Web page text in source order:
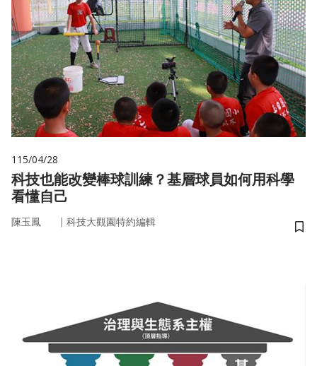
115/04/28
科技也能改變棒球訓練？基層球員如何用科學
看懂自己
陳玉鳳 ｜ 科技大觀園特約編輯
儲